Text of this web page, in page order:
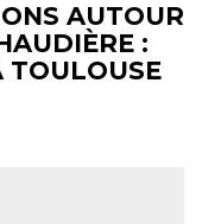
AUTOUR
:
TOULOUSE